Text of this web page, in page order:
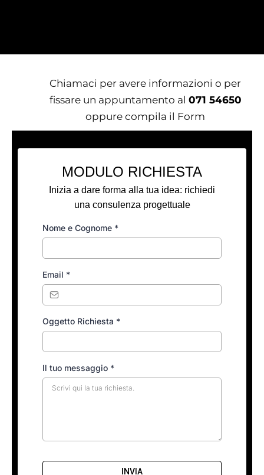
Chiamaci per avere informazioni o per
fissare un appuntamento al 071 54650
oppure compila il Form
MODULO RICHIESTA
Inizia a dare forma alla tua idea: richiedi
una consulenza progettuale
Nome e Cognome *
Email *
Oggetto Richiesta *
Il tuo messaggio *
INVIA